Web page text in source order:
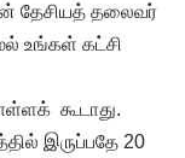
தேசியத் தலைவர்
உங்கள் கட்சி
கூடாது.
இருப்பதே 20